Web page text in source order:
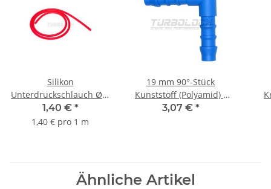
Silikon
Unterdruckschlauch Ø 4
mm - rot
1,40 € *
1,40 € pro 1 m
19 mm 90°-Stück
Kunststoff (Polyamid) -
blau
3,07 € *
Ähnliche Artikel